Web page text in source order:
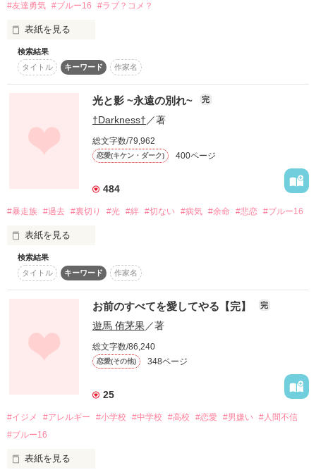
若干、修正完了しましたっ
pv13000突破＼(^^)／
加藤　玲菜（かとう　れいな）１７歳
高校３年生
学校１人気の朝陽の事が好き。
森山　朝陽（もりやま　あさひ）１７歳
高校３年生
女なんて…他人なんて信じられない。
「私は絶対に裏切らないから。」
「俺の心に勝手に入ってくんな。」
「朝陽。信じて。」
「…もう信じて裏切られるのは…
……嫌なんだよ。」
#友達勇気 #ブルー16 #ラブ？コメ？
表紙を見る
ﾟ｣*υ*.゜｡'★'*｡｢ﾟ
真夜中の端で、
『ブタ』と
少年はひき逃げされ。少年は恋に気づき。
少女は親友を失い。
★そして、暴走族と戦う――。
検索結果
タイトル
キーワード 作家名
光と影 ~永遠の別れ~ 完
†Darkness†／著
総文字数/79,962
恋愛(キケン・ダーク) 400ページ
484
#暴走族 #過去 #裏切り #光 #絆 #切ない #病気 #余命 #悲恋 #ブルー16
表紙を見る
あの日から、私に感情がなくなった。
笑えても、作り笑いしか出来ない。
泣きたい。けど私が泣いてはいけない。
そう、だって私は人殺しだもの。
たとえ、信じていたとしても、最終的には皆裏切る。
検索結果
タイトル
キーワード 作家名
お前のすべてを愛してやる【完】 完
遊馬 侑茅果／著
総文字数/86,240
恋愛(その他) 348ページ
25
#イジメ #アレルギー #小学校 #中学校 #高校 #恋愛 #男嫌い #人間不信
#ブルー16
表紙を見る